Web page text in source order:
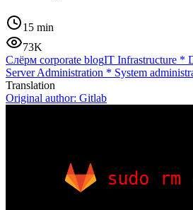
15 min
73K
Слёрм corporate blogIT Infrastructure *
Server Administration * System
Translation
Original author: Gitlab